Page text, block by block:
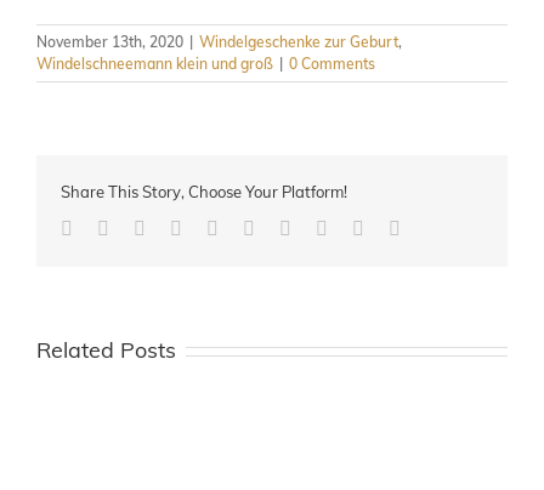
November 13th, 2020 Windelgeschenke zur Geburt,
Windelschneemann klein und groß
0 Comments
Share This Story, Choose Your Platform!
Facebook
TwitterLinkedIn
Reddit WhatsappGoogle+
TumblrPinterest
Related Posts